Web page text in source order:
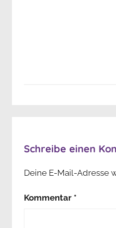
Schreibe einen
Deine E-Mail-Adresse
Kommentar *